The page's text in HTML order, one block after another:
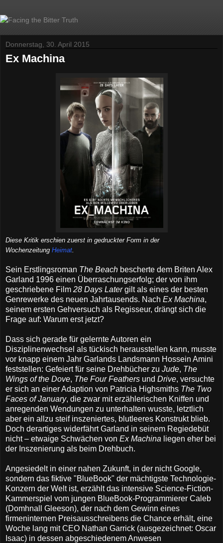
Donnerstag, 30. April 2015
Ex Machina
Diese Kritik erschien zuerst in gedruckter Form in der
Wochenzeitung Heimat
Sein Erstlingsroman The Beach bescherte dem Briten Alex
Garland 1996 einen Überraschungserfolg; der von ihm
geschriebene Film 28 Days Latergilt als eines der besten
Genrewerke des neuen Jahrtausends. Nach Ex Machina,
seinem ersten Gehversuch als Regisseur, drängt sich die
Frage auf: Warum erst jetzt?
Dass sich gerade für gelernte Autoren ein
Disziplinenwechsel als tückisch herausstellen kann, musste
vor knapp einem Jahr Garlands Landsmann Hossein Amini
feststellen: Gefeiert für seine Drehbücher zu Jude, The
Wings of the Dove, The Four Feathers und Drive, versuchte
er sich an einer Adaption von Patricia Highsmiths The Two
Faces of January, die zwar mit erzählerischen Kniffen und
anregenden Wendungen zu unterhalten wusste, letztlich
aber ein allzu steif inszeniertes, blutleeres Konstrukt blieb.
Doch derartiges widerfährt Garland in seinem Regiedebüt
nicht – etwaige Schwächen von Ex Machina liegen eher bei
der Inszenierung als beim Drehbuch.
Angesiedelt in einer nahen Zukunft, in der nicht Google,
sondern das fiktive "BlueBook" der mächtigste Technologie-
Konzern der Welt ist, erzählt das intensive Science-Fiction-
Kammerspiel vom jungen BlueBook-Programmierer Caleb
(Domhnall Gleeson), der nach dem Gewinn eines
firmeninternen Preisausschreibens die Chance erhält, eine
Woche lang mit CEO Nathan Garrick (ausgezeichnet: Oscar
Isaac) in dessen abgeschiedenem Anwesen